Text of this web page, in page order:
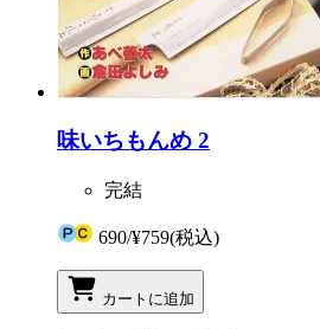
味いちもんめ 2
完結
690/¥759(税込)
カートに追加